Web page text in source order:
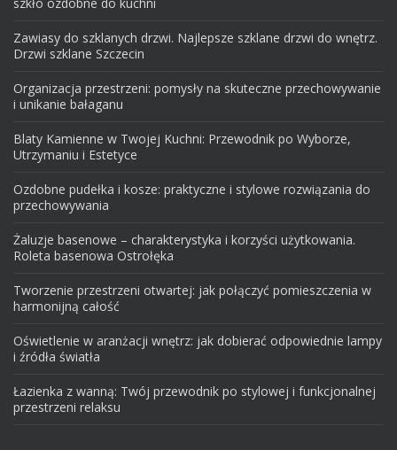
Zawiasy do szklanych drzwi. Najlepsze szklane drzwi do wnętrz.
Drzwi szklane Szczecin
Organizacja przestrzeni: pomysły na skuteczne przechowywanie
i unikanie bałaganu
Blaty Kamienne w Twojej Kuchni: Przewodnik po Wyborze,
Utrzymaniu i Estetyce
Ozdobne pudełka i kosze: praktyczne i stylowe rozwiązania do
przechowywania
Żaluzje basenowe – charakterystyka i korzyści użytkowania.
Roleta basenowa Ostrołęka
Tworzenie przestrzeni otwartej: jak połączyć pomieszczenia w
harmonijną całość
Oświetlenie w aranżacji wnętrz: jak dobierać odpowiednie lampy
i źródła światła
Łazienka z wanną: Twój przewodnik po stylowej i funkcjonalnej
przestrzeni relaksu